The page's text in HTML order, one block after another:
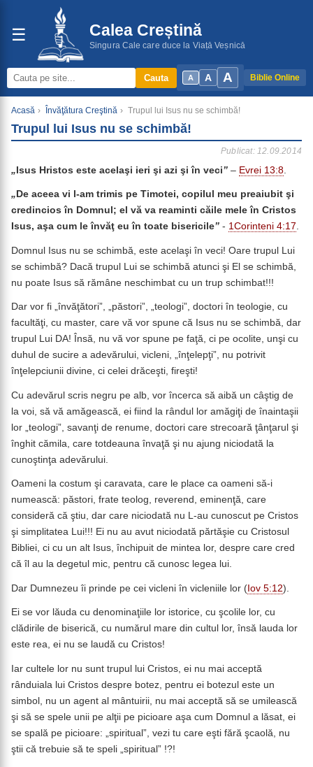
☰ Calea Creștină
Singura Cale care duce la Viață Veșnică
A A A Biblie Online
Cauta
Acasă › Învăţătura Creştină › Trupul lui Isus nu se schimbă!
Trupul lui Isus nu se schimbă!
Publicat: 12.09.2014
„ Isus Hristos este acelaşi ieri şi azi şi în veci” – Evrei 13:8.
„ De aceea vi l-am trimis pe Timotei, copilul meu preaiubit şi
credincios în Domnul; el vă va reaminti căile mele în Cristos
Isus, aşa cum le învăţ eu în toate bisericile” - 1Corinteni 4:17.
Domnul Isus nu se schimbă, este acelaşi în veci! Oare trupul Lui
se schimbă? Dacă trupul Lui se schimbă atunci şi El se schimbă,
nu poate Isus să rămâne neschimbat cu un trup schimbat!!!
Dar vor fi „învăţători”, „păstori”, „teologi”, doctori în teologie, cu
facultăţi, cu master, care vă vor spune că Isus nu se schimbă, dar
trupul Lui DA! Însă, nu vă vor spune pe faţă, ci pe ocolite, unşi cu
duhul de sucire a adevărului, vicleni, „înţelepţi”, nu potrivit
înţelepciunii divine, ci celei drăceşti, fireşti!
Cu adevărul scris negru pe alb, vor încerca să aibă un câştig de
la voi, să vă amăgească, ei fiind la rândul lor amăgiţi de înaintaşii
lor „teologi”, savanţi de renume, doctori care strecoară ţânţarul şi
înghit cămila, care totdeauna învaţă şi nu ajung niciodată la
cunoştinţa adevărului.
Oameni la costum şi caravata, care le place ca oameni să-i
numească: păstori, frate teolog, reverend, eminenţă, care
consideră că ştiu, dar care niciodată nu L-au cunoscut pe Cristos
şi simplitatea Lui!!! Ei nu au avut niciodată părtăşie cu Cristosul
Bibliei, ci cu un alt Isus, închipuit de mintea lor, despre care cred
că îl au la degetul mic, pentru că cunosc legea lui.
Dar Dumnezeu îi prinde pe cei vicleni în vicleniile lor ( Iov 5:12).
Ei se vor lăuda cu denominaţiile lor istorice, cu şcolile lor, cu
clădirile de biserică, cu numărul mare din cultul lor, însă lauda lor
este rea, ei nu se laudă cu Cristos!
Iar cultele lor nu sunt trupul lui Cristos, ei nu mai acceptă
rânduiala lui Cristos despre botez, pentru ei botezul este un
simbol, nu un agent al mântuirii, nu mai acceptă să se umilească
şi să se spele unii pe alţii pe picioare aşa cum Domnul a lăsat, ei
se spală pe picioare: „spiritual”, vezi tu care eşti fără şcaolă, nu
ştii că trebuie să te speli „spiritual” !?!